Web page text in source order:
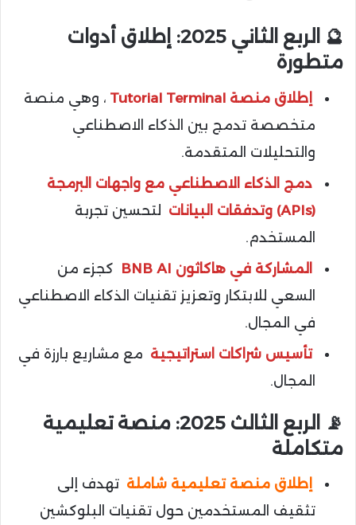
🔮 الربع الثاني 2025: إطلاق أدوات
متطورة
إطلاق منصة Tutorial Terminal
، وهي منصة
متخصصة تدمج بين الذكاء الاصطناعي
والتحليلات المتقدمة.
دمج الذكاء الاصطناعي مع واجهات البرمجة
(APIs) وتدفقات البيانات
لتحسين تجربة
المستخدم.
المشاركة في هاكاثون BNB AI
كجزء من
السعي للابتكار وتعزيز تقنيات الذكاء الاصطناعي
في المجال.
تأسيس شراكات استراتيجية مع مشاريع بارزة في
المجال.
📡 الربع الثالث 2025: منصة تعليمية
متكاملة
إطلاق منصة تعليمية شاملة تهدف إلى
تثقيف المستخدمين حول تقنيات البلوكشين